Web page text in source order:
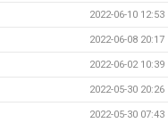
2022-06-10 12:53
2022-06-08 20:17
2022-06-02 10:39
2022-05-30 20:26
2022-05-30 07:43